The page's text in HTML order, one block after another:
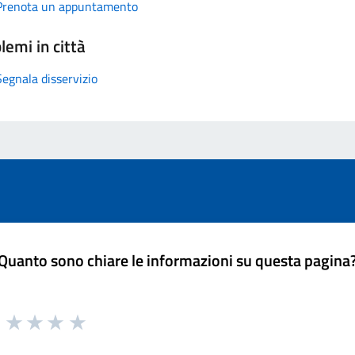
un appuntamento
in città
disservizio
sono chiare le informazioni su questa